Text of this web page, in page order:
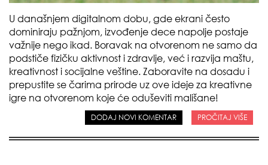
U današnjem digitalnom dobu, gde ekrani često
dominiraju pažnjom, izvođenje dece napolje postaje
važnije nego ikad. Boravak na otvorenom ne samo da
podstiče fizičku aktivnost i zdravlje, već i razvija maštu,
kreativnost i socijalne veštine. Zaboravite na dosadu i
prepustite se čarima prirode uz ove ideje za kreativne
igre na otvorenom koje će oduševiti mališane!
DODAJ NOVI KOMENTAR PROČITAJ VIŠE